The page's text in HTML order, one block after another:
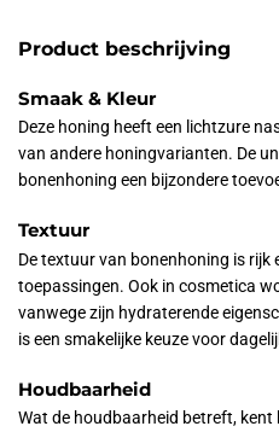
Product beschrijving
Smaak & Kleur
Deze honing heeft een lichtzure
van andere honingvarianten. De
bonenhoning een bijzondere
Textuur
De textuur van bonenhoning is rijk
toepassingen. Ook in cosmetica
vanwege zijn hydraterende
is een smakelijke keuze voor
Houdbaarheid
Wat de houdbaarheid betreft, kent